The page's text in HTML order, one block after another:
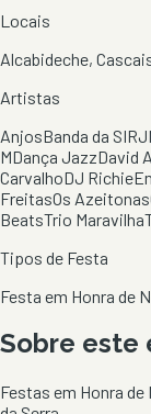
Locais
Alcabideche,
Artistas
AnjosBanda da
MDança JazzDavid
CarvalhoDJ Richie
FreitasOs Azeitonas
BeatsTrio Maravilha
Tipos de Festa
Festa em Honra de
Sobre este
Festas em Honra